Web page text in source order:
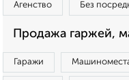
Агенство Без
Продажа гаржей,
Гаражи